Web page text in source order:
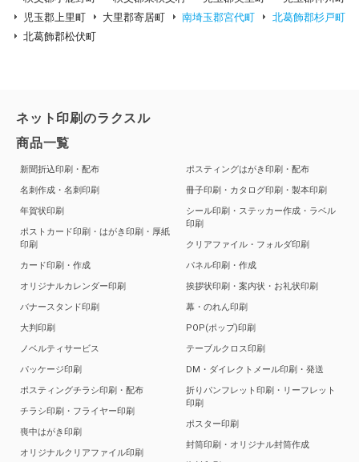
児玉郡上里町
大里郡寄居町 南埼玉郡宮代町
北葛飾郡杉戸町
北葛飾郡松伏町
ネット印刷のラクスル
商品一覧
新聞折込印刷・配布
名刺作成・名刺印刷
年賀状印刷
ポストカード印刷・はがき印刷・厚紙
印刷
カード印刷・作成
オリジナルカレンダー印刷
バナースタンド印刷
大判印刷
ノベルティサービス
パッケージ印刷
ポスティングチラシ印刷・配布
チラシ印刷・フライヤー印刷
喪中はがき印刷
オリジナルクリアファイル印刷
ポスティングはがき印刷・配布
冊子印刷・カタログ印刷・製本印刷
シール印刷・ステッカー作成・ラベル
印刷
クリアファイル・フォルダ印刷
パネル印刷・作成
挨拶状印刷・案内状・お礼状印刷
幕・のれん印刷
POP(ポップ)印刷
テーブルクロス印刷
DM・ダイレクトメール印刷・発送
折りパンフレット印刷・リーフレット
印刷
ポスター印刷
封筒印刷・オリジナル封筒作成